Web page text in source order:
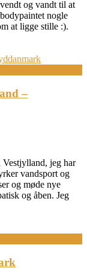
og vandt til at
nogle
at ligge stille :).
–
Vestjylland, jeg har
vandsport og
og møde nye
og åben. Jeg